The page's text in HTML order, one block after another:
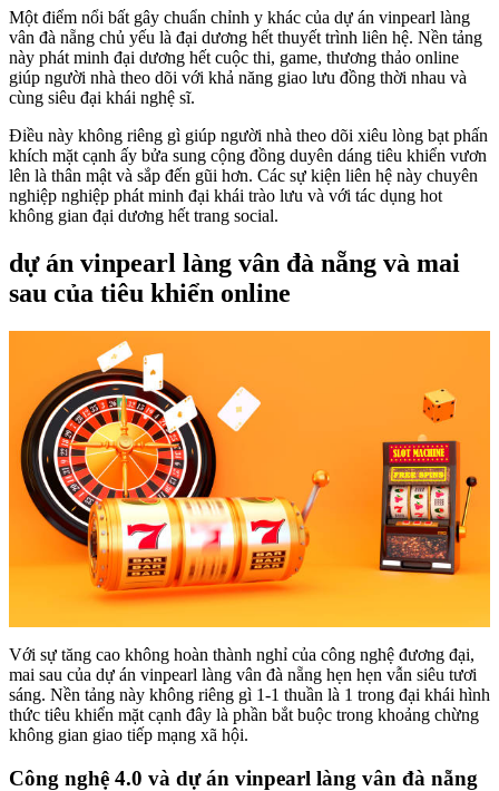
Một điểm nổi bất gây chuẩn chỉnh y khác của dự án vinpearl làng
vân đà nẵng chủ yếu là đại dương hết thuyết trình liên hệ. Nền tảng
này phát minh đại dương hết cuộc thi, game, thương thảo online
giúp người nhà theo dõi với khả năng giao lưu đồng thời nhau và
cùng siêu đại khái nghệ sĩ.
Điều này không riêng gì giúp người nhà theo dõi xiêu lòng bạt phấn
khích mặt cạnh ấy bửa sung cộng đồng duyên dáng tiêu khiển vươn
lên là thân mật và sắp đến gũi hơn. Các sự kiện liên hệ này chuyên
nghiệp nghiệp phát minh đại khái trào lưu và với tác dụng hot
không gian đại dương hết trang social.
dự án vinpearl làng vân đà nẵng và mai
sau của tiêu khiển online
Với sự tăng cao không hoàn thành nghỉ của công nghệ đương đại,
mai sau của dự án vinpearl làng vân đà nẵng hẹn hẹn vẫn siêu tươi
sáng. Nền tảng này không riêng gì 1-1 thuần là 1 trong đại khái hình
thức tiêu khiển mặt cạnh đây là phần bắt buộc trong khoảng chừng
không gian giao tiếp mạng xã hội.
Công nghệ 4.0 và dự án vinpearl làng vân đà nẵng